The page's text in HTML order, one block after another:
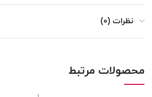
نظرات (0)
محصولات مرتبط